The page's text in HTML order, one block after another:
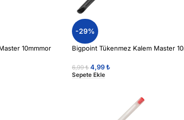
10mmmor
-29%
Bigpoint Tükenmez Kalem Master
6,99₺ 4,99₺
Sepete Ekle